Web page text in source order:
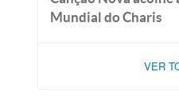
Mundial do Charis
VER